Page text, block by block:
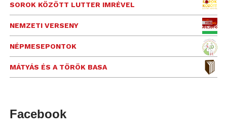
SOROK KÖZÖTT LUTTER IMRÉVEL
NEMZETI VERSENY
NÉPMESEPONTOK
MÁTYÁS ÉS A TÖRÖK BASA
Facebook